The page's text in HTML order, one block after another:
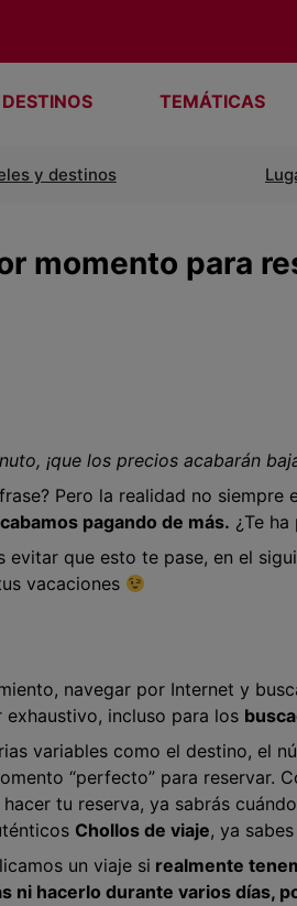
DESTINOS TEMÁTICAS
y destinos
momento para
¡que los precios acabarán
Pero la realidad no siempre
pagando de más. ¿Te
evitar que esto te pase, en el
vacaciones
navegar por Internet y
incluso para los
variables como el destino, el
“perfecto” para reservar.
tu reserva, ya sabrás
Chollos de viaje, ya
un viaje si realmente
ni hacerlo durante varios días,